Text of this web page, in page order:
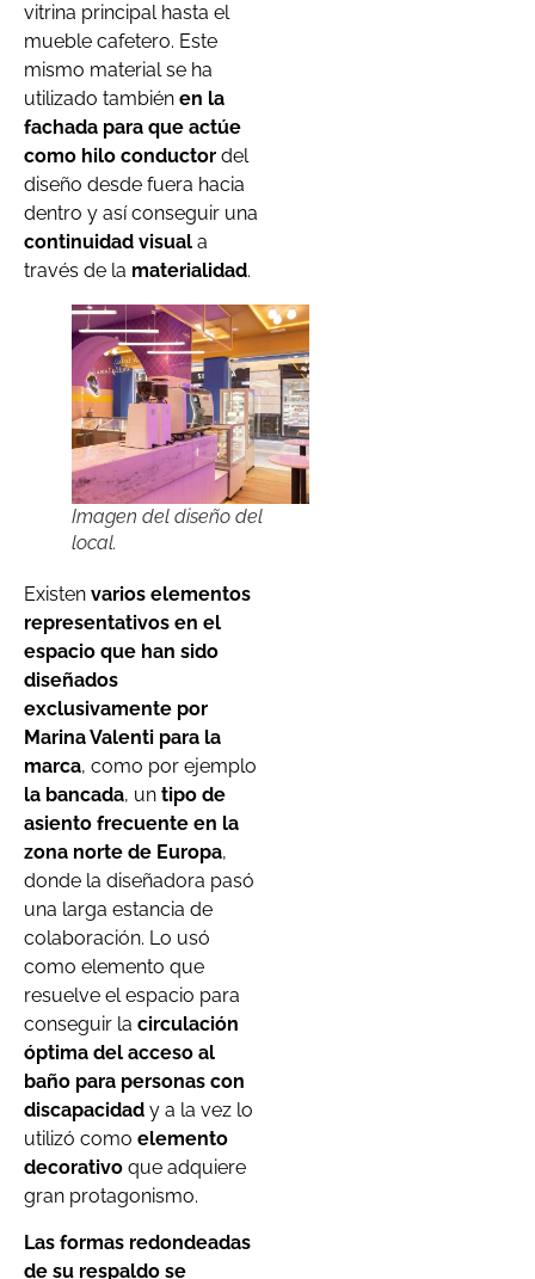
vitrina principal hasta el
mueble cafetero. Este
mismo material se ha
utilizado también en la
fachada para que actúe
como hilo conductor del
diseño desde fuera hacia
dentro y así conseguir una
continuidad visual a
través de la materialidad.
Imagen del diseño del
local.
Existen varios elementos
representativos en el
espacio que han sido
diseñados
exclusivamente por
Marina Valenti para la
marca, como por ejemplo
la bancada, un tipo de
asiento frecuente en la
zona norte de Europa,
donde la diseñadora pasó
una larga estancia de
colaboración. Lo usó
como elemento que
resuelve el espacio para
conseguir la circulación
óptima del acceso al
baño para personas con
discapacidad y a la vez lo
utilizó como elemento
decorativo que adquiere
gran protagonismo.
Las formas redondeadas
de su respaldo se